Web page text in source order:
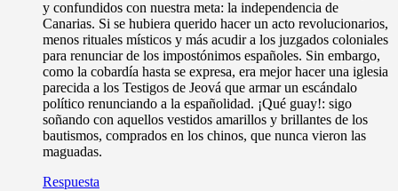
y confundidos con nuestra meta: la independencia de
Canarias. Si se hubiera querido hacer un acto revolucionarios,
menos rituales místicos y más acudir a los juzgados coloniales
para renunciar de los impostónimos españoles. Sin embargo,
como la cobardía hasta se expresa, era mejor hacer una iglesia
parecida a los Testigos de Jeová que armar un escándalo
político renunciando a la españolidad. ¡Qué guay!: sigo
soñando con aquellos vestidos amarillos y brillantes de los
bautismos, comprados en los chinos, que nunca vieron las
maguadas.
Respuesta